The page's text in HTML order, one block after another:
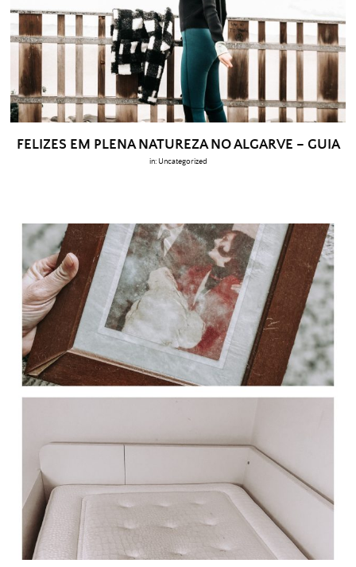
FELIZES EM PLENA NATUREZA NO ALGARVE – GUIA
in: Uncategorized